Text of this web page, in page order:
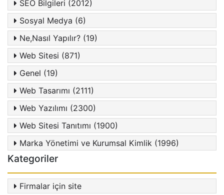
SEO Bilgileri (2012)
Sosyal Medya (6)
Ne,Nasıl Yapılır? (19)
Web Sitesi (871)
Genel (19)
Web Tasarımı (2111)
Web Yazılımı (2300)
Web Sitesi Tanıtımı (1900)
Marka Yönetimi ve Kurumsal Kimlik (1996)
Kategoriler
Firmalar için site